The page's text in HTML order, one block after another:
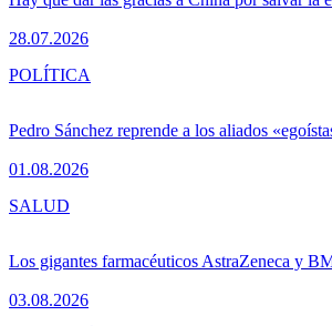
28.07.2026
Pedro Sánchez reprende a los aliados
01.08.2026
POLÍTICA
Los gigantes farmacéuticos AstraZeneca y
03.08.2026
SALUD